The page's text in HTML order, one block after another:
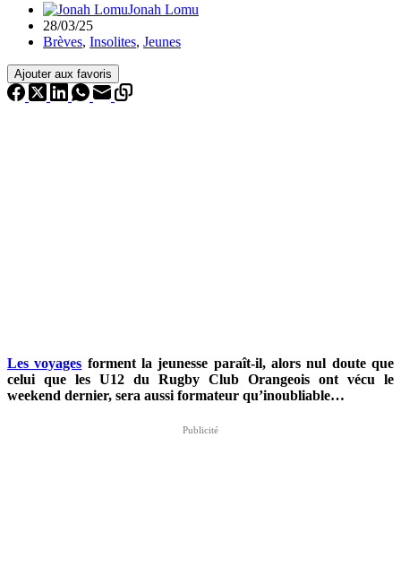
Jonah Lomu
28/03/25
Brèves, Insolites, Jeunes
Ajouter aux favoris
Les voyages forment la jeunesse paraît-il, alors nul doute que
celui que les U12 du Rugby Club Orangeois ont vécu le
weekend dernier, sera aussi formateur qu’inoubliable…